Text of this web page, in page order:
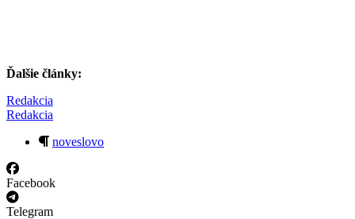
Ďalšie články:
Redakcia
Redakcia
noveslovo
Facebook
Telegram